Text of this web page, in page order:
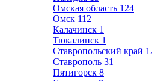
Омская область 124
Омск 112
Калачинск 1
Тюкалинск 1
Ставропольский край
Ставрополь 31
Пятигорск 8